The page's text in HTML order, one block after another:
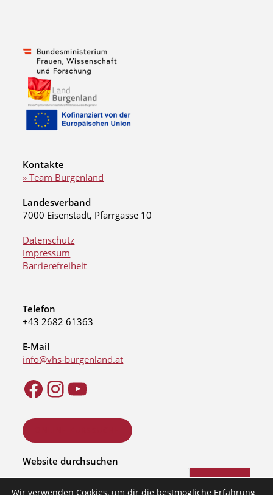
Kontakte
» Team Burgenland
Landesverband
7000 Eisenstadt, Pfarrgasse 10
Datenschutz
Impressum
Barrierefreiheit
Telefon
+43 2682 61363
E-Mail
info@vhs-burgenland.at
Website durchsuchen
Suchen
Wir verwenden Cookies, um dir die bestmögliche Erfahrung